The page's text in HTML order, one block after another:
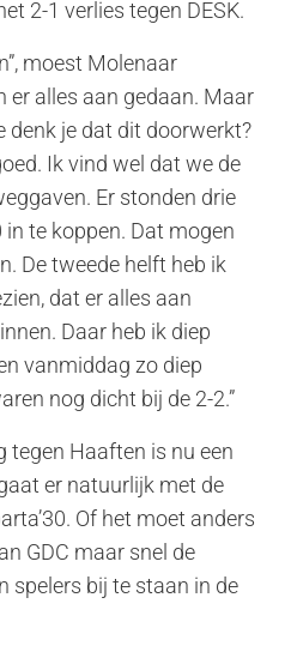
2-1 verlies tegen DESK.
moest Molenaar
er alles aan gedaan. Maar
denk je dat dit doorwerkt?
Ik vind wel dat we de
Er stonden drie
te koppen. Dat mogen
De tweede helft heb ik
dat er alles aan
Daar heb ik diep
vanmiddag zo diep
nog dicht bij de 2-2.”
tegen Haaften is nu een
er natuurlijk met de
Of het moet anders
GDC maar snel de
spelers bij te staan in de